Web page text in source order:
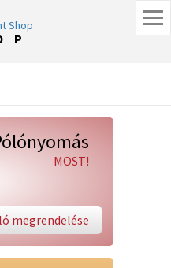
MOST!
megrendelése